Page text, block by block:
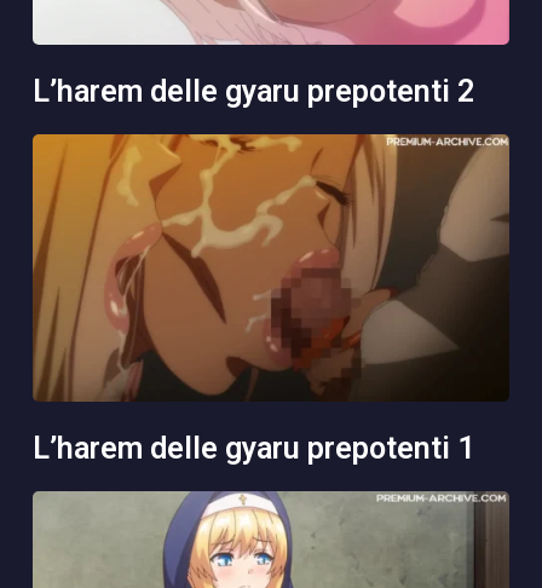
l’harem delle gyaru prepotenti 2
l’harem delle gyaru prepotenti 1